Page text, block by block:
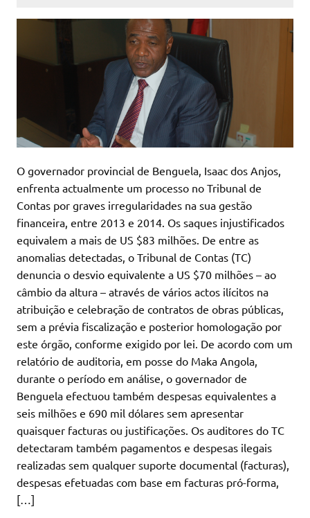
O governador provincial de Benguela, Isaac dos Anjos,
enfrenta actualmente um processo no Tribunal de
Contas por graves irregularidades na sua gestão
financeira, entre 2013 e 2014. Os saques injustificados
equivalem a mais de US $83 milhões. De entre as
anomalias detectadas, o Tribunal de Contas (TC)
denuncia o desvio equivalente a US $70 milhões – ao
câmbio da altura – através de vários actos ilícitos na
atribuição e celebração de contratos de obras públicas,
sem a prévia fiscalização e posterior homologação por
este órgão, conforme exigido por lei. De acordo com um
relatório de auditoria, em posse do Maka Angola,
durante o período em análise, o governador de
Benguela efectuou também despesas equivalentes a
seis milhões e 690 mil dólares sem apresentar
quaisquer facturas ou justificações. Os auditores do TC
detectaram também pagamentos e despesas ilegais
realizadas sem qualquer suporte documental (facturas),
despesas efetuadas com base em facturas pró-forma,
[…]